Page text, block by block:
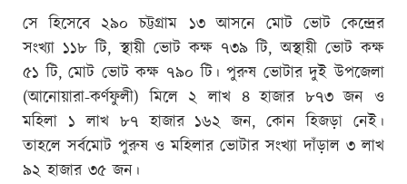
সে হিসেবে ২৯০ চট্টগ্রাম ১৩ আসনে মোট ভোট কেন্দ্রের
সংখ্যা ১১৮ টি, স্থায়ী ভোট কক্ষ ৭৩৯ টি, অস্থায়ী ভোট কক্ষ
৫১ টি, মোট ভোট কক্ষ ৭৯০ টি। পুরুষ ভোটার দুই উপজেলা
(আনোয়ারা-কর্ণফুলী) মিলে ২ লাখ ৪ হাজার ৮৭৩ জন ও
মহিলা ১ লাখ ৮৭ হাজার ১৬২ জন, কোন হিজড়া নেই।
তাহলে সর্বমোট পুরুষ ও মহিলার ভোটার সংখ্যা দাঁড়াল ৩ লাখ
৯২ হাজার ৩৫ জন।